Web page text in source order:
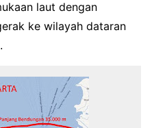
laut dengan
ke wilayah dataran